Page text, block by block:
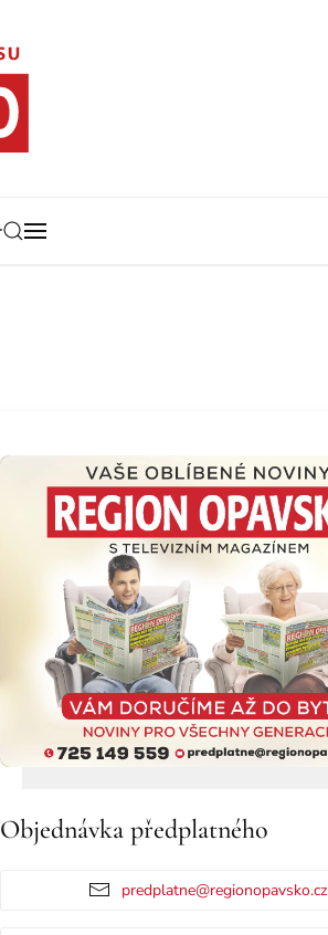
Objednávka předplatného
predplatne@regionopavsko.cz